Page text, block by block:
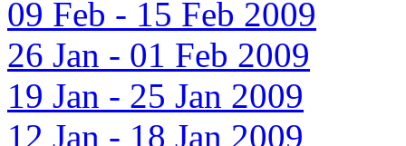
09 Feb - 15 Feb 2009
26 Jan - 01 Feb 2009
19 Jan - 25 Jan 2009
12 Jan - 18 Jan 2009